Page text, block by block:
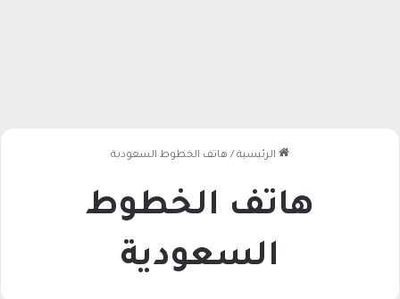
الرئيسية / هاتف الخطوط السعودية
هاتف الخطوط
السعودية